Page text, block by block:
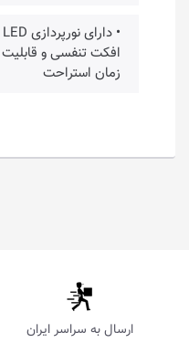
زمان استراحت
ارسال به سراسر ایران